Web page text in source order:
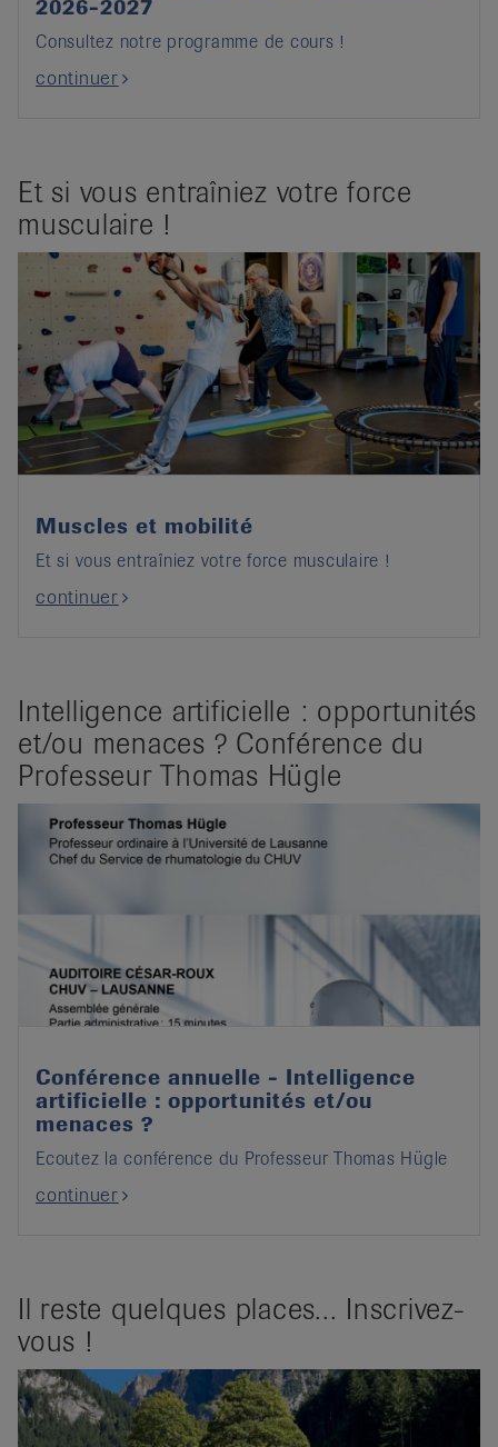
2026-2027
Consultez notre programme de cours !
continuer
Et si vous entraîniez votre force
musculaire !
Muscles et mobilité
Et si vous entraîniez votre force musculaire !
continuer
Intelligence artificielle : opportunités
et/ou menaces ? Conférence du
Professeur Thomas Hügle
Conférence annuelle - Intelligence
artificielle : opportunités et/ou
menaces ?
Ecoutez la conférence du Professeur Thomas Hügle
continuer
Il reste quelques places... Inscrivez-
vous !